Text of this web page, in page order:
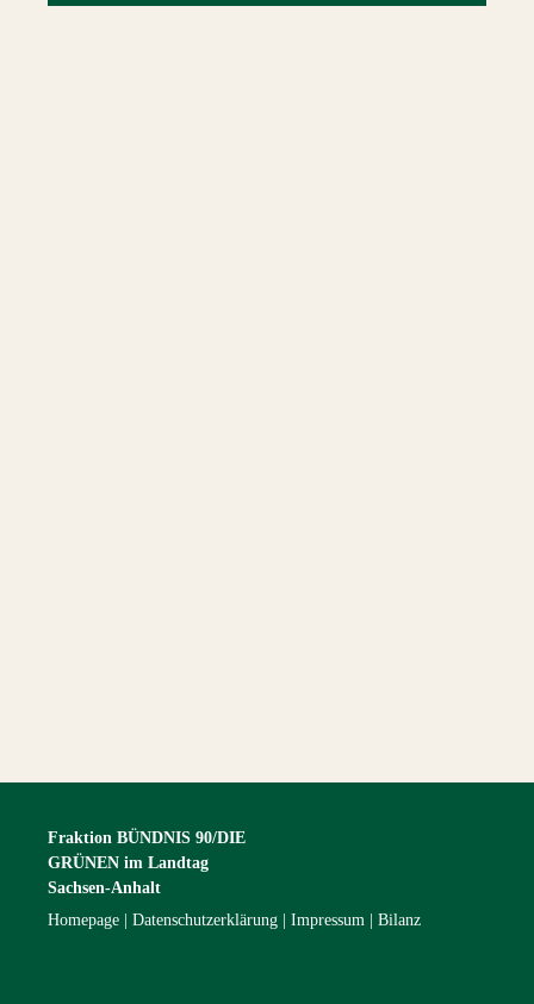
Fraktion BÜNDNIS 90/DIE
GRÜNEN im Landtag
Sachsen-Anhalt
Homepage
Datenschutzerklärung Impressum Bilanz